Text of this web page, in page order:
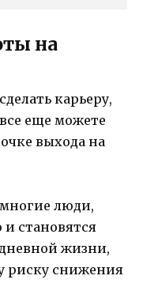
на
карьеру,
еще можете
выхода на
люди,
становятся
жизни,
риску снижения